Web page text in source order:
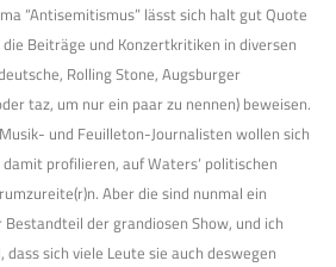
“Antisemitismus” lässt sich halt gut Quote
Beiträge und Konzertkritiken in diversen
Rolling Stone, Augsburger
taz, um nur ein paar zu nennen) beweisen.
und Feuilleton-Journalisten wollen sich
profilieren, auf Waters‘ politischen
Aber die sind nunmal ein
der grandiosen Show, und ich
sich viele Leute sie auch deswegen